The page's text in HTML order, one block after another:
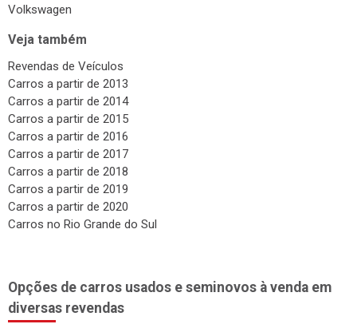
Volkswagen
Veja também
Revendas de Veículos
Carros a partir de 2013
Carros a partir de 2014
Carros a partir de 2015
Carros a partir de 2016
Carros a partir de 2017
Carros a partir de 2018
Carros a partir de 2019
Carros a partir de 2020
Carros no Rio Grande do Sul
Opções de carros usados e seminovos à venda em
diversas revendas